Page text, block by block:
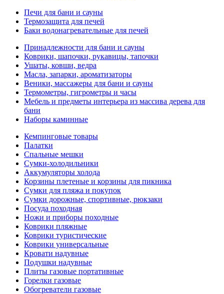
Печи для бани и сауны
Термозащита для печей
Баки водонагревательные для печей
Принадлежности для бани и сауны
Коврики, шапочки, рукавицы, тапочки
Ушаты, ковши, ведра
Масла, запарки, ароматизаторы
Веники, массажеры для бани и сауны
Термометры, гигрометры и часы
Мебель и предметы интерьера из массива дерева для
бани
Наборы каминные
Кемпинговые товары
Палатки
Спальные мешки
Сумки-холодильники
Аккумуляторы холода
Корзины плетеные и корзины для пикника
Сумки для пляжа и покупок
Сумки дорожные, спортивные, рюкзаки
Посуда походная
Ножи и приборы походные
Коврики пляжные
Коврики туристические
Коврики универсальные
Кровати надувные
Подушки надувные
Плиты газовые портативные
Горелки газовые
Обогреватели газовые